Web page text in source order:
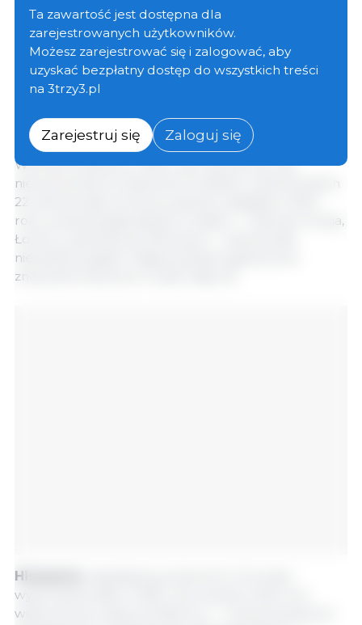
wieprzowiny w 2025 roku.Był to drugi z rzędu rok
wzrostu po osiągnięciu najniższego poziomu
produkcji w 2023 roku (20,64 mln ton) oraz wynik o
3,8% wyższy niż w 2024 roku. Pomimo poprawy
produkcja w UE pozostawała jednak nadal o 6,5%
mln ton).
Wzrost produkcji w 2025 roku był szeroki, ale
nierównomierny. Spośród 27 państw członkowskich
22 odnotowały wzrost produkcji względem 2024
roku, podczas gdy jedynie 5 krajów — Estonia, Grecja,
Łotwa, Luksemburg i Słowenia — zanotowało
niewielkie spadki, mające jednak ograniczone
znaczenie ilościowe w skali całej UE.
Hiszpania,
wyprodukowała w 2025 roku prawie milion ton
wieprzowiny więcej niż Niemcy — różnica ta jeszcze
Ta zawartość jest dostępna dla
zarejestrowanych użytkowników.
Możesz zarejestrować się i zalogować, aby
uzyskać bezpłatny dostęp do wszystkich treści
na 3trzy3.pl
Zarejestruj się Zaloguj się